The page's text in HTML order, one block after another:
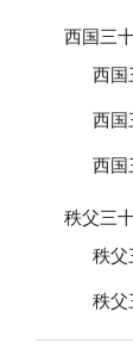
西国三
西
西
西
秩父三
秩
秩